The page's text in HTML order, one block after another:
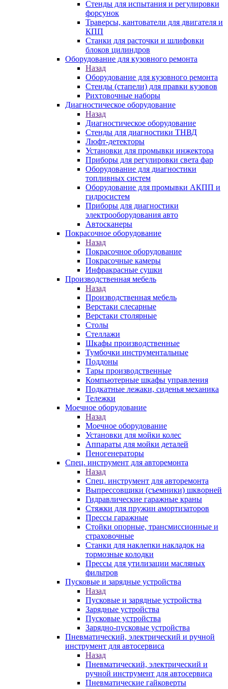
Стенды для испытания и регулировки
форсунок
Траверсы, кантователи для двигателя и
КПП
Станки для расточки и шлифовки
блоков цилиндров
Оборудование для кузовного ремонта
Назад
Оборудование для кузовного ремонта
Стенды (стапели) для правки кузовов
Рихтовочные наборы
Диагностическое оборудование
Назад
Диагностическое оборудование
Стенды для диагностики ТНВД
Люфт-детекторы
Установки для промывки инжектора
Приборы для регулировки света фар
Оборудование для диагностики
топливных систем
Оборудование для промывки АКПП и
гидросистем
Приборы для диагностики
электрооборудования авто
Автосканеры
Покрасочное оборудование
Назад
Покрасочное оборудование
Покрасочные камеры
Инфракрасные сушки
Производственная мебель
Назад
Производственная мебель
Верстаки слесарные
Верстаки столярные
Столы
Стеллажи
Шкафы производственные
Тумбочки инструментальные
Поддоны
Тары производственные
Компьютерные шкафы управления
Подкатные лежаки, сиденья механика
Тележки
Моечное оборудование
Назад
Моечное оборудование
Установки для мойки колес
Аппараты для мойки деталей
Пеногенераторы
Спец. инструмент для авторемонта
Назад
Спец. инструмент для авторемонта
Выпрессовщики (съемники) шкворней
Гидравлические гаражные краны
Стяжки для пружин амортизаторов
Прессы гаражные
Стойки опорные, трансмиссионные и
страховочные
Станки для наклепки накладок на
тормозные колодки
Прессы для утилизации масляных
фильтров
Пусковые и зарядные устройства
Назад
Пусковые и зарядные устройства
Зарядные устройства
Пусковые устройства
Зарядно-пусковые устройства
Пневматический, электрический и ручной
инструмент для автосервиса
Назад
Пневматический, электрический и
ручной инструмент для автосервиса
Пневматические гайковерты